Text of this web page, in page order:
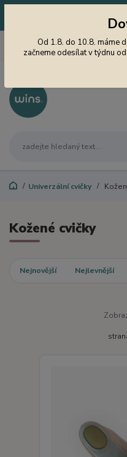
začneme odesílat v týdnu
605 747 185
Jsme tu pro Vás od 9 do 15
hodin
Univerzální cvičky
Kožené cvičky
Nejnovější Nejlevnější
Od 1.8. do 10.8. máme
začneme odesílat v týdnu